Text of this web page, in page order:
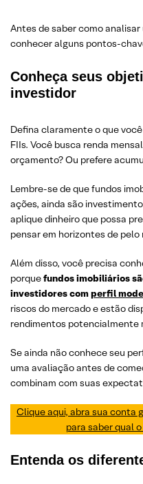
Antes de saber como
conhecer alguns pontos-
Conheça seus
investidor
Defina claramente o que
FIIs. Você busca renda
orçamento? Ou prefere
Lembre-se de que fundos
ações, ainda são
aplique dinheiro que possa
pensar em horizontes de pelo
Além disso, você precisa
porquefundos imobiliários
investidores comperfil
riscos do mercado e estão
rendimentos potencialmente
Se ainda não conhece seu
uma avaliação antes de
combinam com suas
Clique aqui, abra sua conta
para saber qual
Entenda os